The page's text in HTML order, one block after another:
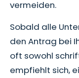
vermeiden.
Sobald alle
den Antrag bei
oft sowohl
empfiehlt sich,